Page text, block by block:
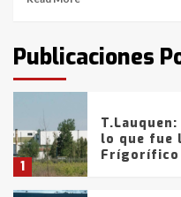
Publicaciones
fueron
tarde del
1
lo que fue
Frígorífico